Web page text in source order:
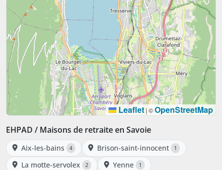
Leaflet|©OpenStreetMap
EHPAD / Maisons de retraite en Savoie
Aix-les-bains 4 Brison-saint-innocent 1
La motte-servolex 2 Yenne 1